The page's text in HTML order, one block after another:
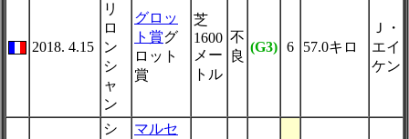
2018. 4.15
リ
ロ
ン
シ
ャ
ン
グロッ
ト賞グ
ロット
賞
芝
1600
メー
トル
不
良
(G3) 6 57.0キロ
Ｊ・
エイ
ケン
シ
マルセ